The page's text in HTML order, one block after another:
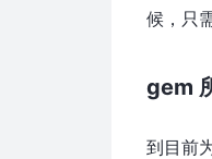
候，只
gem
到目前